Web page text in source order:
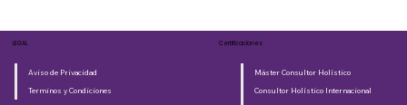
Aviso de Privacidad
Terminos y Condiciones
LEGAL
Máster Consultor Holístico
Consultor Holístico Internacional
Certificaciones